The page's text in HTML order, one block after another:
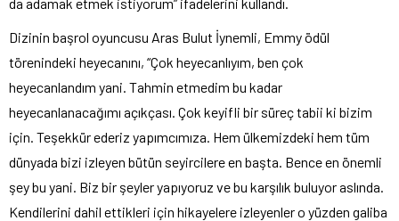
Dizinin başrol oyuncusu Aras Bulut İynemli, Emmy ödül
törenindeki heyecanını, “Çok heyecanlıyım, ben çok
heyecanlandım yani. Tahmin etmedim bu kadar
heyecanlanacağımı açıkçası. Çok keyifli bir süreç tabii ki bizim
için. Teşekkür ederiz yapımcımıza. Hem ülkemizdeki hem tüm
dünyada bizi izleyen bütün seyircilere en başta. Bence en önemli
şey bu yani. Biz bir şeyler yapıyoruz ve bu karşılık buluyor aslında.
Kendilerini dahil ettikleri için hikayelere izleyenler o yüzden galiba